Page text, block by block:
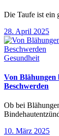
Die Taufe ist ein
28. April 2025
Gesundheit
Von Blähungen
Beschwerden
Ob bei
10. März 2025